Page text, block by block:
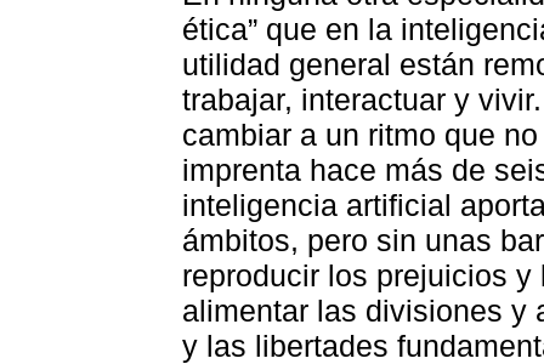
ética” que en la
utilidad general están
trabajar, interactuar y
cambiar a un ritmo que
imprenta hace más de
inteligencia artificial
ámbitos, pero sin unas
reproducir los prejuicios
alimentar las divisiones y
y las libertades